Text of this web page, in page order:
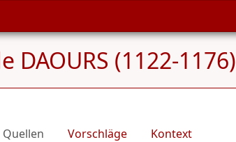
DAOURS (1122-1176)
Quellen Vorschläge Kontext